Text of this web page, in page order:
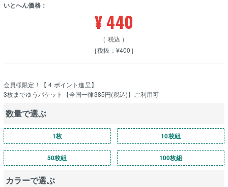
いとへん価格：
¥440
税込
［税抜：¥400］
会員様限定！【 4 ポイント進呈】
3枚までゆうパケット【全国一律385円(税込)】ご利用可
数量で選ぶ
1枚 10枚組
50枚組 100枚組
カラーで選ぶ